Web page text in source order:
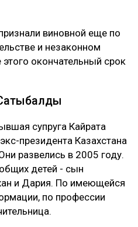
виновной еще по
и незаконном
окончательный срок
супруга Кайрата
президента Казахстана
развелись в 2005 году.
детей - сын
и Дария. По имеющейся
по профессии